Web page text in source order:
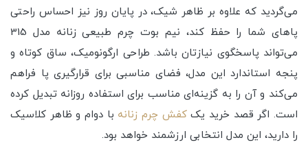
می‌گردید که علاوه بر ظاهر شیک، در پایان روز نیز احساس راحتی
پاهای شما را حفظ کند، نیم بوت چرم طبیعی زنانه مدل 315
می‌تواند پاسخگوی نیازتان باشد. طراحی ارگونومیک، ساق کوتاه و
پنجه استاندارد این مدل، فضای مناسبی برای قرارگیری پا فراهم
می‌کند و آن را به گزینه‌ای مناسب برای استفاده روزانه تبدیل کرده
است. اگر قصد خرید یککفش چرم زنانه با دوام و ظاهر کلاسیک
را دارید، این مدل انتخابی ارزشمند خواهد بود.